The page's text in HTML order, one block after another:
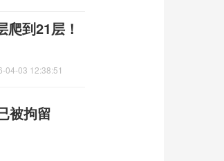
到21层！
04-03 12:38:51
被拘留